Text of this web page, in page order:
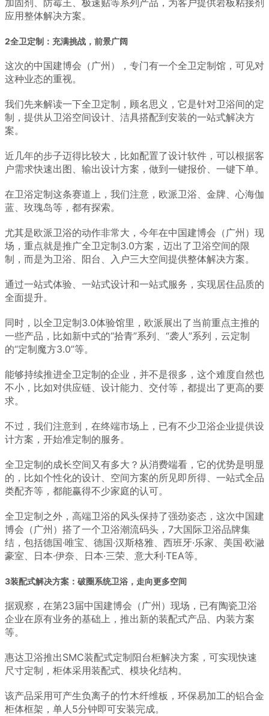
加固剂、防霉王、极速贴等系列产品，为客户提供岩板粘接剂
应用整体解决方案。
2全卫定制：充满挑战，前景广阔
这次的中国建博会（广州），专门有一个全卫定制馆，可见对
这种业态的重视。
我们先来解读一下全卫定制，顾名思义，它是针对卫浴间的定
制，提供从卫浴空间设计、洁具搭配到安装的一站式解决方
案。
近几年的步子迈得比较大，比如配置了设计软件，可以根据客
户需求快速出图、输出设计方案，做到一键报价、一键下单。
在卫浴定制这条赛道上，我们注意，欧派卫浴、金牌、心海伽
蓝、玫瑰岛等，都有探索。
尤其是欧派卫浴的动作非常大，今年在中国建博会（广州）现
场，重点就是推广全卫定制3.0方案，迈出了卫浴空间的限
制，而是为卫浴、阳台、入户三大空间提供整体解决方案。
通过一站式体验、一站式设计和一站式服务，实现居住品质的
全面提升。
同时，以全卫定制3.0体验馆里，欧派展出了当前重点主推的
一些产品，比如新中式的“拾青”系列、“袭人”系列，云定制
的“定制魔方3.0”等。
能够持续推进全卫定制的企业，并不是很多，这个难度自然也
不小，比如对供应链、设计能力、交付等，都提出了更高的要
求。
不过，我们注意到，在终端市场上，已有不少卫浴企业提供设
计方案，开始准定制的服务。
全卫定制的成长空间又有多大？从消费端看，它的优势是明显
的，比如个性化的设计、空间方案的所见即所得、一站式全品
类配齐等，都能赢得不少家庭的认可。
全卫定制之外，高端卫浴的风头保持了强劲姿态，这次中国建
博会（广州）搭了一个卫浴潮流码头，7大国际卫浴品牌集
结，包括德国·唯宝、德国·汉斯格雅、西班牙·乐家、美国·欧瀜
豪室、日本·伊奈、日本·三荣、意大利·TEA等。
3装配式解决方案：破圈系统卫浴，走向更多空间
据观察，在第23届中国建博会（广州）现场，已有陶瓷卫浴
企业在原有业务的基础上，推出新的装配式产品、内装方案
等。
惠达卫浴推出SMC装配式定制阳台柜解决方案，可实现快速
尺寸定制，柜体采用装配式、模块化结构。
该产品采用可产生负离子的竹木纤维板，环保易加工的铝合金
柜体框架，单人5分钟即可安装完成。